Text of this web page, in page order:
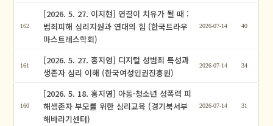
162
[2026. 5. 27. 이지현] 연결이 치유가 될 때 :
범죄피해 심리지원과 연대의 힘 (한국트라우
마스트레스학회)
2026-07-14 40
161
[2026. 5. 27. 홍지영] 디지털 성범죄 특성과
생존자 심리 이해 (한국여성인권진흥원)
2026-07-14 34
160
[2026. 5. 18. 홍지영] 아동·청소년 성폭력 피
해생존자 부모를 위한 심리교육 (경기북서부
해바라기센터)
2026-07-14 31